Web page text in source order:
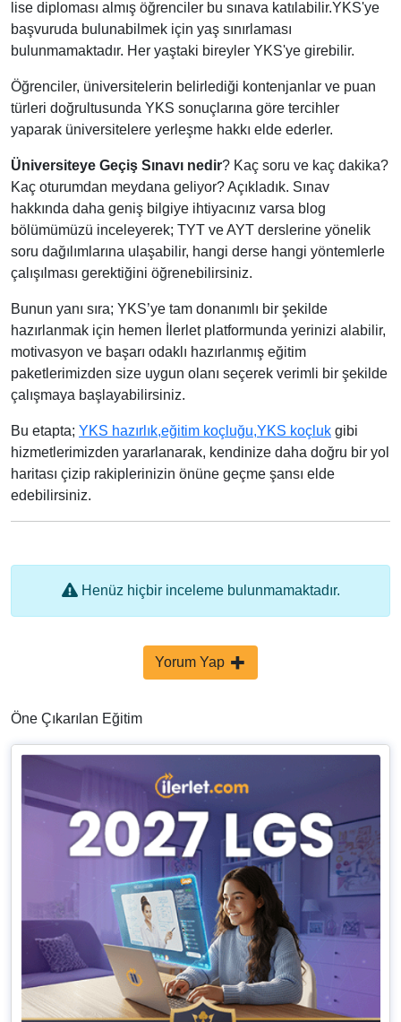
lise diploması almış öğrenciler bu sınava katılabilir.YKS'ye
başvuruda bulunabilmek için yaş sınırlaması
bulunmamaktadır. Her yaştaki bireyler YKS'ye girebilir.
Öğrenciler, üniversitelerin belirlediği kontenjanlar ve puan
türleri doğrultusunda YKS sonuçlarına göre tercihler
yaparak üniversitelere yerleşme hakkı elde ederler.
Üniversiteye Geçiş Sınavı nedir? Kaç soru ve kaç dakika?
Kaç oturumdan meydana geliyor? Açıkladık. Sınav
hakkında daha geniş bilgiye ihtiyacınız varsa blog
bölümümüzü inceleyerek; TYT ve AYT derslerine yönelik
soru dağılımlarına ulaşabilir, hangi derse hangi yöntemlerle
çalışılması gerektiğini öğrenebilirsiniz.
Bunun yanı sıra; YKS’ye tam donanımlı bir şekilde
hazırlanmak için hemen İlerlet platformunda yerinizi alabilir,
motivasyon ve başarı odaklı hazırlanmış eğitim
paketlerimizden size uygun olanı seçerek verimli bir şekilde
çalışmaya başlayabilirsiniz.
Bu etapta; YKS hazırlık,eğitim koçluğu,YKS koçluk gibi
hizmetlerimizden yararlanarak, kendinize daha doğru bir yol
haritası çizip rakiplerinizin önüne geçme şansı elde
edebilirsiniz.
Henüz hiçbir inceleme bulunmamaktadır.
Yorum Yap
Öne Çıkarılan Eğitim